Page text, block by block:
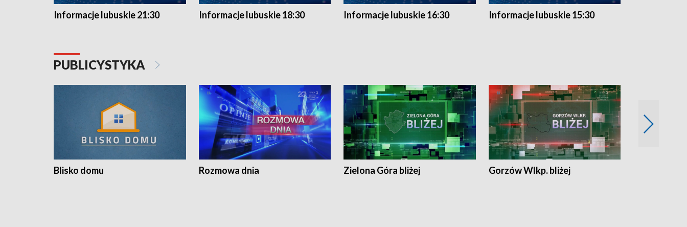
Informacje lubuskie 21:30 Informacje lubuskie 18:30 Informacje lubuskie 16:30 Informacje lubuskie 15:30
PUBLICYSTYKA
Blisko domu Rozmowa dnia Zielona Góra bliżej Gorzów Wlkp. bliżej